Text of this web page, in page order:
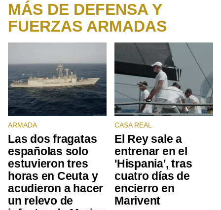
MÁS DE DEFENSA Y
FUERZAS ARMADAS
ARMADA
Las dos fragatas
españolas solo
estuvieron tres
horas en Ceuta y
acudieron a hacer
un relevo de
CASA REAL
El Rey sale a
entrenar en el
'Hispania', tras
cuatro días de
encierro en
Marivent